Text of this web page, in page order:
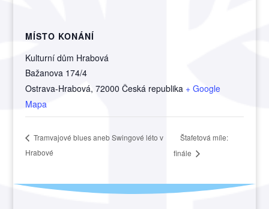
MÍSTO KONÁNÍ
Kulturní dům Hrabová
Bažanova 174/4
Ostrava-Hrabová, 72000 Česká republika + Google
Mapa
Tramvajové blues aneb Swingové léto v
Hrabové
Štafetová míle:
finále